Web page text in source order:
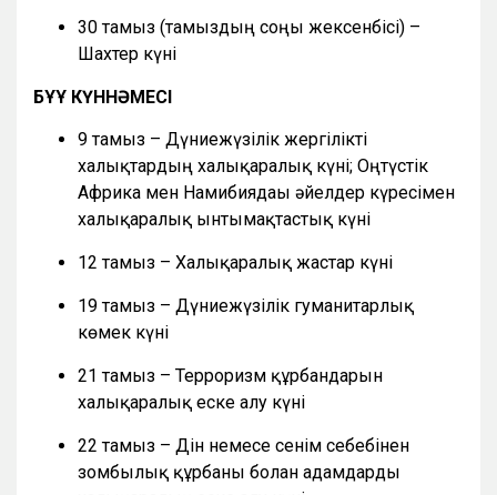
30 тамыз (тамыздың соңғы жексенбісі) –
Шахтер күні
БҰҰ КҮННӘМЕСІ
9 тамыз – Дүниежүзілік жергілікті
халықтардың халықаралық күні; Оңтүстік
Африка мен Намибиядағы әйелдер күресімен
халықаралық ынтымақтастық күні
12 тамыз – Халықаралық жастар күні
19 тамыз – Дүниежүзілік гуманитарлық
көмек күні
21 тамыз – Терроризм құрбандарын
халықаралық еске алу күні
22 тамыз – Дін немесе сенім себебінен
зомбылық құрбаны болған адамдарды